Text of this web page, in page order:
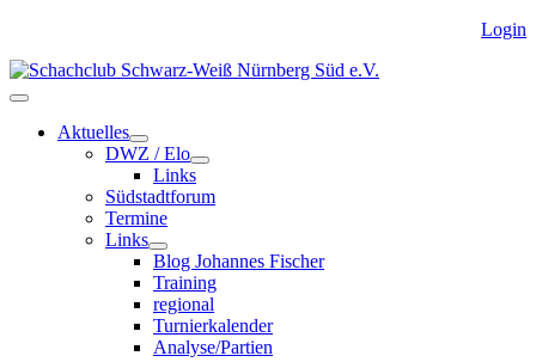
Login
Aktuelles
DWZ / Elo
Links
Südstadtforum
Termine
Links
Blog Johannes Fischer
Training
regional
Turnierkalender
Analyse/Partien